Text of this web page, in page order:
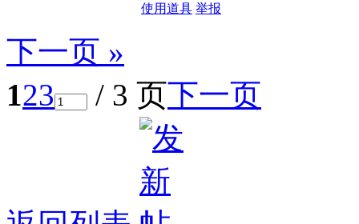
使用道具 举报
下一页 »
123 / 3 页下一页